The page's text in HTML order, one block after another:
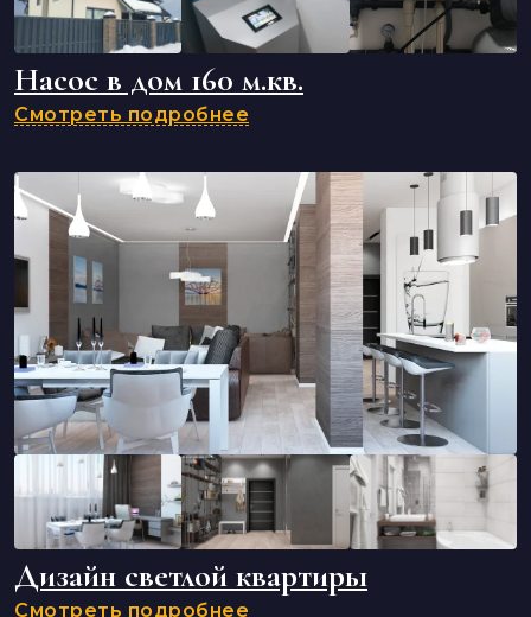
Насос в дом 160 м.кв.
Смотреть подробнее
Дизайн светлой квартиры
Смотреть подробнее